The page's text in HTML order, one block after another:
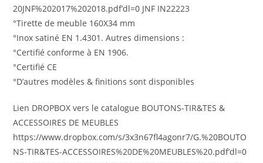
20JNF%202017%202018.pdf’dl=0 JNF IN22223
°Tirette de meuble 160X34 mm
°Inox satiné EN 1.4301. Autres dimensions :
°Certifié conforme à EN 1906.
°Certifié CE
°D’autres modèles & finitions sont disponibles
Lien DROPBOX vers le catalogue BOUTONS-TIR&TES &
ACCESSOIRES DE MEUBLES
https://www.dropbox.com/s/3x3n67fl4agonr7/G.%20BOUTO
NS-TIR&TES-ACCESSOIRES%20DE%20MEUBLES%20.pdf’dl=0